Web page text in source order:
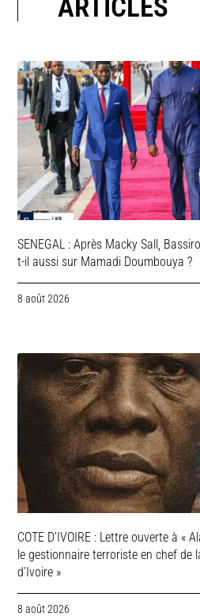
ARTICLES
SENEGAL : Après Macky Sall,
t-il aussi sur Mamadi Doumbouya ?
8 août 2026
COTE D’IVOIRE : Lettre ouverte à «
le gestionnaire terroriste en chef de
d’Ivoire »
8 août 2026